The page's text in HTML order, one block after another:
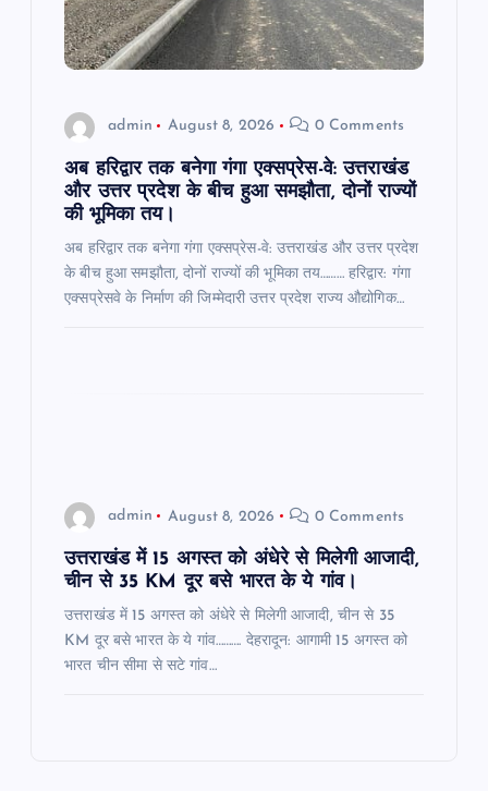
admin August 8, 2026 0 Comments
अब हरिद्वार तक बनेगा गंगा एक्सप्रेस-वे: उत्तराखंड
और उत्तर प्रदेश के बीच हुआ समझौता, दोनों राज्यों
की भूमिका तय।
अब हरिद्वार तक बनेगा गंगा एक्सप्रेस-वे: उत्तराखंड और उत्तर प्रदेश
के बीच हुआ समझौता, दोनों राज्यों की भूमिका तय……… हरिद्वार: गंगा
एक्सप्रेसवे के निर्माण की जिम्मेदारी उत्तर प्रदेश राज्य औद्योगिक…
admin August 8, 2026 0 Comments
उत्तराखंड में 15 अगस्त को अंधेरे से मिलेगी आजादी,
चीन से 35 KM दूर बसे भारत के ये गांव।
उत्तराखंड में 15 अगस्त को अंधेरे से मिलेगी आजादी, चीन से 35
KM दूर बसे भारत के ये गांव………. देहरादून: आगामी 15 अगस्त को
भारत चीन सीमा से सटे गांव…